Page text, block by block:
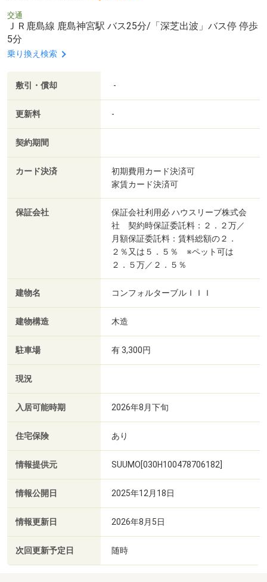
交通
ＪＲ鹿島線 鹿島神宮駅 バス25分/「深芝出波」バス停 停歩
5分
乗り換え検索
敷引・償却 -
更新料 -
契約期間
カード決済
初期費用カード決済可
家賃カード決済可
保証会社
保証会社利用必 ハウスリーブ株式会
社 契約時保証委託料：２．２万／
月額保証委託料：賃料総額の２．
２％又は５．５％ ※ペット可は
２．５万／２．５％
建物名 コンフォルターブルＩＩＩ
建物構造 木造
駐車場 有 3,300円
現況
入居可能時期 2026年8月下旬
住宅保険 あり
情報提供元 SUUMO[030H100478706182]
情報公開日 2025年12月18日
情報更新日 2026年8月5日
次回更新予定日 随時